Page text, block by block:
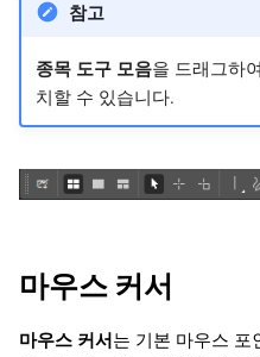
연필
등거리 채널
피보나치 도구
참고
종목 도구 모음을 드래그하
치할 수 있습니다.
마우스 커서
마우스 커서는 기본 마우스 포